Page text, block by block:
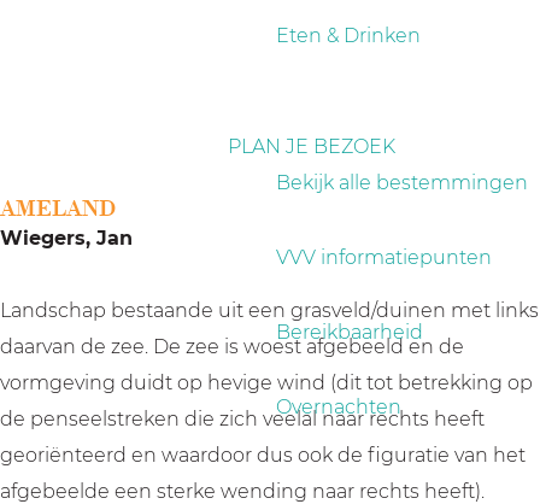
Eten & Drinken
PLAN JE BEZOEK
Bekijk alle bestemmingen
VVV informatiepunten
Bereikbaarheid
Overnachten
AMELAND
Wiegers, Jan
Landschap bestaande uit een grasveld/duinen met links
daarvan de zee. De zee is woest afgebeeld en de
vormgeving duidt op hevige wind (dit tot betrekking op
de penseelstreken die zich veelal naar rechts heeft
georiënteerd en waardoor dus ook de figuratie van het
afgebeelde een sterke wending naar rechts heeft).